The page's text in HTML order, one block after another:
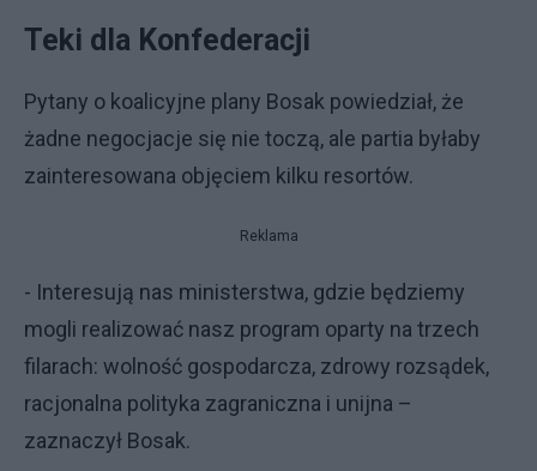
Teki dla Konfederacji
Pytany o koalicyjne plany Bosak powiedział, że
żadne negocjacje się nie toczą, ale partia byłaby
zainteresowana objęciem kilku resortów.
Reklama
- Interesują nas ministerstwa, gdzie będziemy
mogli realizować nasz program oparty na trzech
filarach: wolność gospodarcza, zdrowy rozsądek,
racjonalna polityka zagraniczna i unijna –
zaznaczył Bosak.